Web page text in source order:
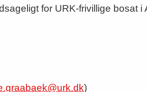
for URK-frivillige bosat
)